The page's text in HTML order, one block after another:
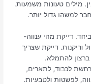
מילים טעונות משמעות.
למשהו גדול יותר.
דייקת מהי ענווה-
וריקנות. דייקת שצריך
ברצון להתמלא.
רחשת לכבוד, לתארים,
לפשטות ולטבעיות.